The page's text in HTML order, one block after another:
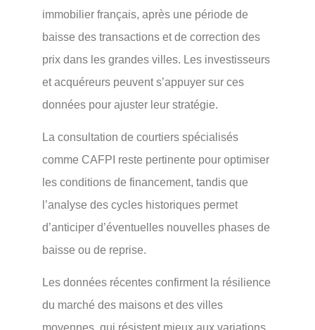
immobilier français, après une période de
baisse des transactions et de correction des
prix dans les grandes villes. Les investisseurs
et acquéreurs peuvent s’appuyer sur ces
données pour ajuster leur stratégie.
La consultation de courtiers spécialisés
comme CAFPI reste pertinente pour optimiser
les conditions de financement, tandis que
l’analyse des cycles historiques permet
d’anticiper d’éventuelles nouvelles phases de
baisse ou de reprise.
Les données récentes confirment la résilience
du marché des maisons et des villes